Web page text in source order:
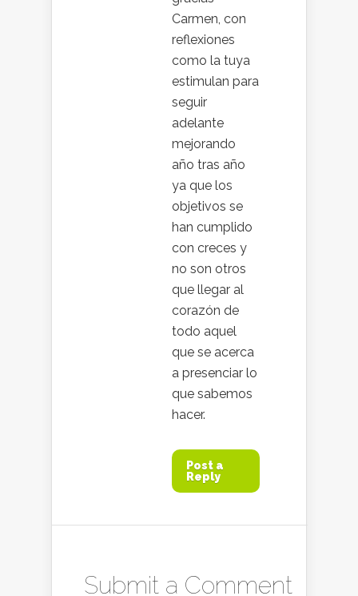
Carmen, con
reflexiones
como la tuya
estimulan para
seguir
adelante
mejorando
año tras año
ya que los
objetivos se
han cumplido
con creces y
no son otros
que llegar al
corazón de
todo aquel
que se acerca
a presenciar lo
que sabemos
hacer.
Post a
Reply
Submit a Comment